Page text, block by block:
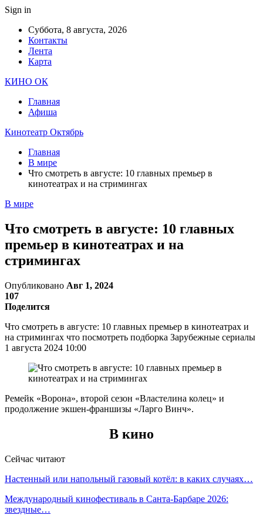
Sign in
Суббота, 8 августа, 2026
Контакты
Лента
Карта
КИНО ОК
Главная
Афиша
Кинотеатр Октябрь
Главная
В мире
Что смотреть в августе: 10 главных премьер в
кинотеатрах и на стримингах
В мире
Что смотреть в августе: 10 главных
премьер в кинотеатрах и на
стримингах
Опубликовано Авг 1, 2024
107
Поделится
Что смотреть в августе: 10 главных премьер в кинотеатрах и
на стримингах что посмотреть подборка Зарубежные сериалы
1 августа 2024 10:00
Ремейк «Ворона», второй сезон «Властелина колец» и
продолжение экшен-франшизы «Ларго Винч».
В кино
Сейчас читают
Настенный или напольный газовый котёл: в каких случаях…
Международный кинофестиваль в Санта-Барбаре 2026:
звездные…